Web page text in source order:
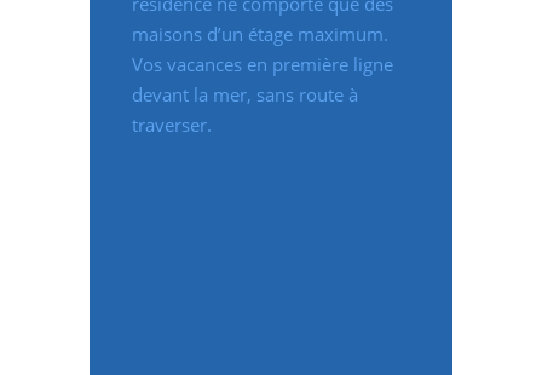
maisons d’un étage maximum.
Vos vacances en première ligne
devant la mer, sans route à
traverser.